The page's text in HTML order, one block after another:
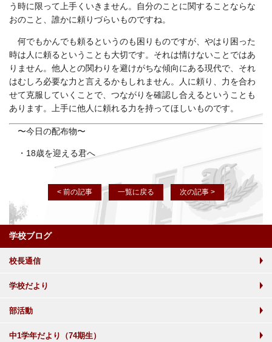
う時に限って上手くいきません。自分のことに関することならな
おのこと、誰かに頼りづらいものですね。
何でもかんでも頼るというのも困りものですが、やはり困った
時は人に頼るということも大切です。それは情けないことではあ
りません。他人との関わりを避けがちな傾向にある現代で、それ
はむしろ必要な力と言えるかもしれません。人に頼り、力を合わ
せて克服していくことで、つながりを確認し合えるということも
あります。上手に他人に頼れる力を持ってほしいものです。
〜今日の配布物〜
・18歳を迎える君へ
< 前の記事 一覧に戻る 次の記事 >
学校ブログ
校長通信
学校だより
部活動
中1学年だより（74期生）